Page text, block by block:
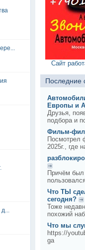
д...
Сайт
Последние
Европы и
Друзья,
подбора и
Фильм-
Посмотрел
2025г., где
Причём был
Что ТЫ
сегодня?
Тоже
похожий
Что мы
https://
ga